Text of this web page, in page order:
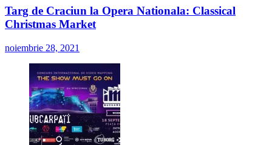
Targ de Craciun la Opera Nationala: Classical
Christmas Market
noiembrie 28, 2021